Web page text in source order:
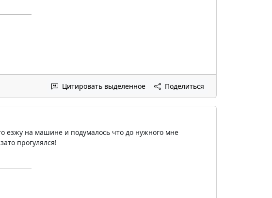
Цитировать выделенное Поделиться
езжу на машине и подумалось что до нужного мне
прогулялся!